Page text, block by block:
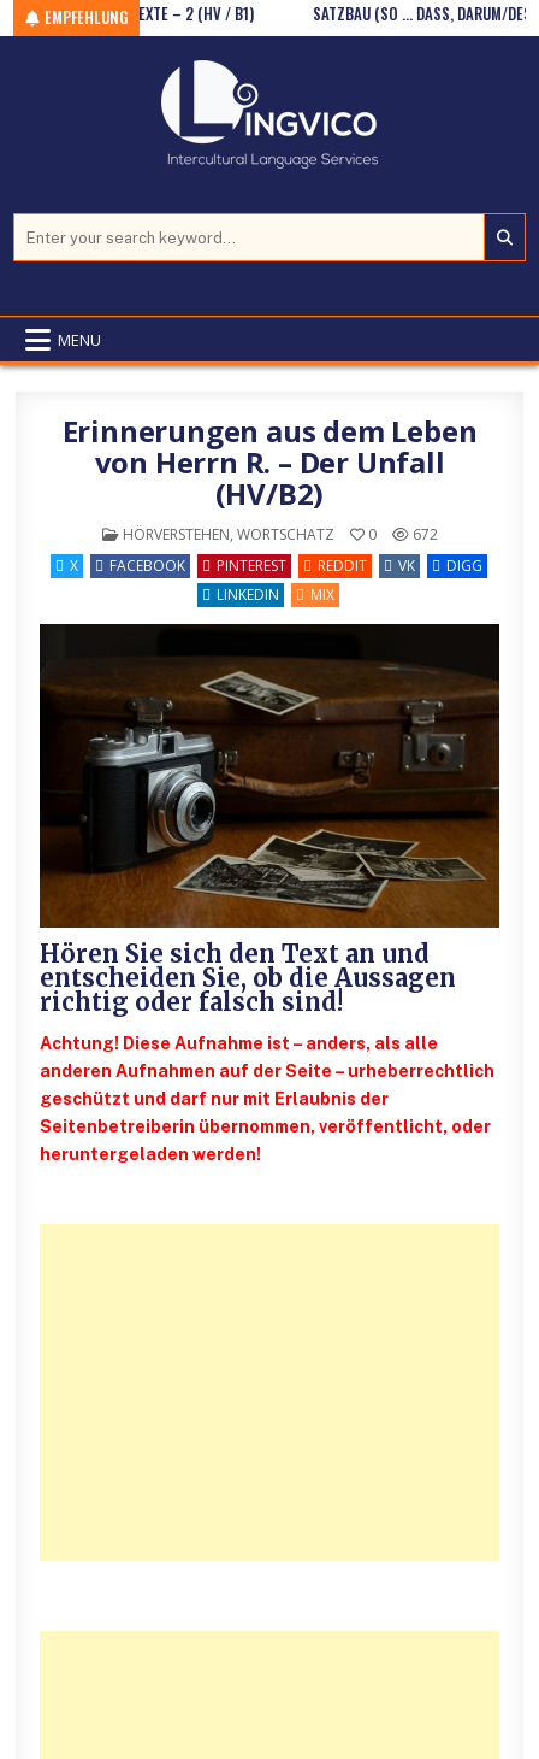
Skip to content
EMPFEHLUNG
5 HÖRTEXTE – 2 (HV / B1) SATZBAU (SO … DASS, DARUM/
MENU
Erinnerungen aus dem Leben
von Herrn R. – Der Unfall
(HV/B2)
POSTED IN
HÖRVERSTEHEN, WORTSCHATZ 0
672
X
FACEBOOK PINTEREST REDDIT VK
DIGG
LINKEDIN
MIX
Hören Sie sich den Text an und
entscheiden Sie, ob die Aussagen
richtig oder falsch sind!
Achtung! Diese Aufnahme ist – anders, als alle
anderen Aufnahmen auf der Seite – urheberrechtlich
geschützt und darf nur mit Erlaubnis der
Seitenbetreiberin übernommen, veröffentlicht, oder
heruntergeladen werden!